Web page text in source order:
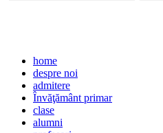
home
despre noi
admitere
Învăţământ primar
clase
alumni